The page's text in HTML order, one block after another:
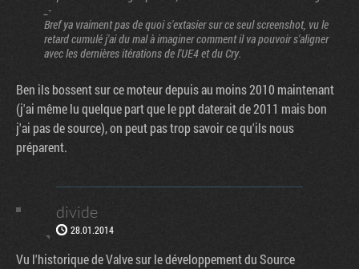
_-
Bref ya vraiment pas de quoi s'extasier sur ce seul screenshot, vu le
retard cumulé j'ai du mal à imaginer comment il va pouvoir s'aligner
avec les dernières itérations de l'UE4 et du Cry.
Ben ils bossent sur ce moteur depuis au moins 2010 maintenant
(j'ai même lu quelque part que le ppt daterait de 2011 mais bon
j'ai pas de source), on peut pas trop savoir ce qu'ils nous
préparent.
divide
28.01.2014
Vu l'historique de Valve sur le développement du Source